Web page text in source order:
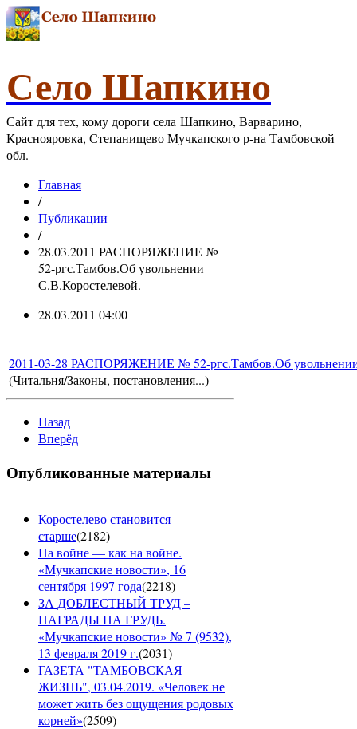
Село Шапкино
Сайт для тех, кому дороги села Шапкино, Варварино,
Краснояровка, Степанищево Мучкапского р-на Тамбовской
обл.
Главная
/
Публикации
/
28.03.2011 РАСПОРЯЖЕНИЕ №
52-ргс.Тамбов.Об увольнении
С.В.Коростелевой.
28.03.2011 04:00
2011-03-28 РАСПОРЯЖЕНИЕ № 52-ргс.Тамбов.Об
(Читальня/Законы, постановления...)
Назад
Вперёд
Опубликованные материалы
Коростелево становится
старше(2182)
На войне — как на войне.
«Мучкапские новости», 16
сентября 1997 года(2218)
ЗА ДОБЛЕСТНЫЙ ТРУД –
НАГРАДЫ НА ГРУДЬ.
«Мучкапские новости» № 7 (9532),
13 февраля 2019 г.(2031)
ГАЗЕТА "ТАМБОВСКАЯ
ЖИЗНЬ", 03.04.2019. «Человек не
может жить без ощущения родовых
корней»(2509)